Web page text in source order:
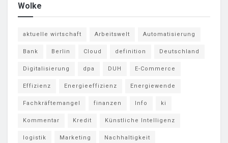
Wolke
aktuelle wirtschaft Arbeitswelt Automatisierung
Bank Berlin Cloud definition Deutschland
Digitalisierung dpa DUH E-Commerce
Effizienz Energieeffizienz Energiewende
Fachkräftemangel finanzen Info ki
Kommentar Kredit Künstliche Intelligenz
logistik Marketing Nachhaltigkeit